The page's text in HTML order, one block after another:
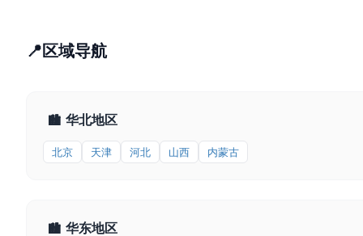
📍区域导航
🏙 华北地区
北京 天津 河北 山西 内蒙古
🏙 华东地区